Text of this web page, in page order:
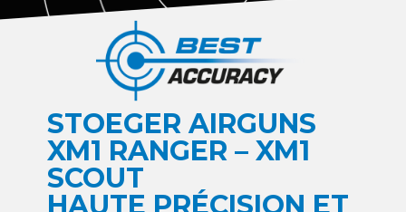
STOEGER AIRGUNS
XM1 RANGER – XM1
SCOUT
HAUTE PRÉCISION ET